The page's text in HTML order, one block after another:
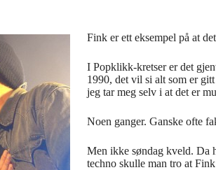
Fink er ett eksempel på at
I Popklikk-kretser er det
1990, det vil si alt som er
jeg tar meg selv i at det er
Noen ganger. Ganske ofte
Men ikke søndag kveld. Da
techno skulle man tro at